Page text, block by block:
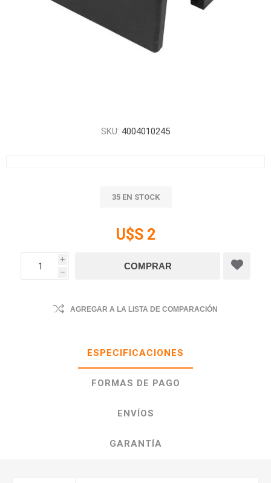
SKU: 4004010245
35 EN STOCK
U$S 2
i
h
AGREGAR A LA LISTA DE COMPARACIÓN
ESPECIFICACIONES
FORMAS DE PAGO
ENVÍOS
GARANTÍA